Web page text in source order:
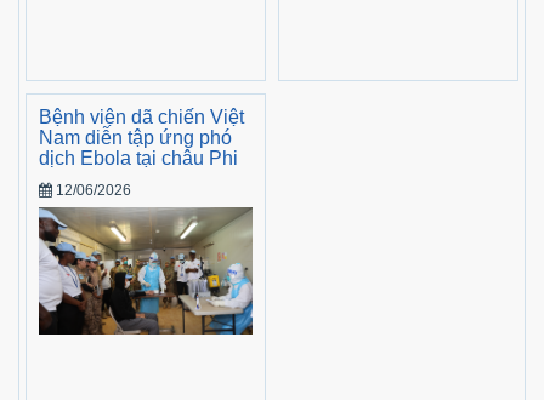
Bệnh viện dã chiến Việt
Nam diễn tập ứng phó
dịch Ebola tại châu Phi
12/06/2026